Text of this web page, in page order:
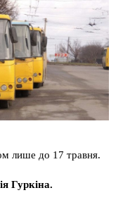
лише до 17 травня.
Гуркіна.